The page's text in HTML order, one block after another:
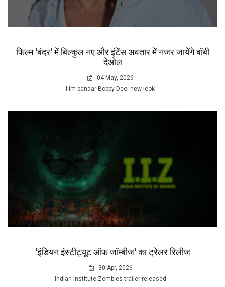
फिल्म 'बंदर' में बिल्कुल नए और इंटेंस अवतार में नजर जायेंगे बॉबी
देओल
04 May, 2026
film-bandar-Bobby-Deol-new-look
'इंडियन इंस्टीट्यूट ऑफ जॉम्बीज' का ट्रेलर रिलीज
30 Apr, 2026
Indian-Institute-Zombies-trailer-released